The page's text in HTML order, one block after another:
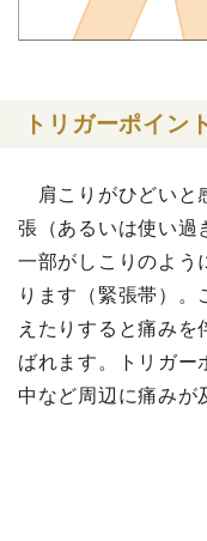
トリガーポイン
肩こりがひどいと
張（あるいは使い過
一部がしこりのよう
ります（緊張帯）。
えたりすると痛み
ばれます。トリガー
中など周辺に痛みが